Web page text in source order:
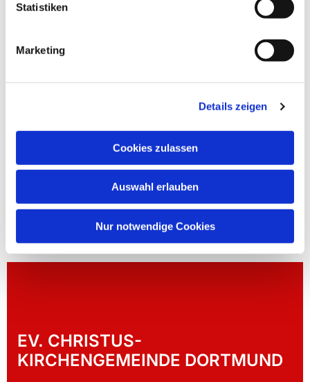
Statistiken
Marketing
Details zeigen
Cookies zulassen
Auswahl erlauben
Nur notwendige Cookies
EV. CHRISTUS-
KIRCHENGEMEINDE DORTMUND